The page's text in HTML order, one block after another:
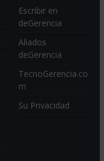
Escribir en
deGerencia
Aliados
deGerencia
TecnoGerencia.co
m
Su Privacidad